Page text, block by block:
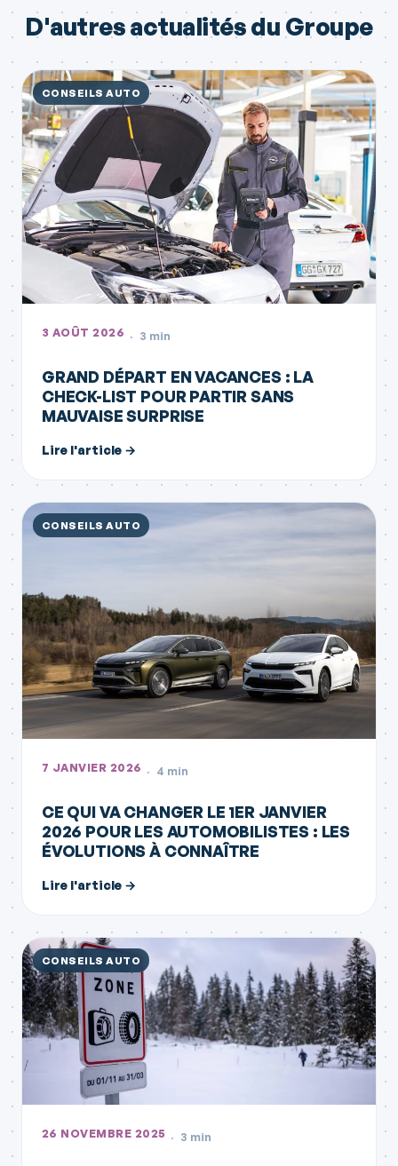
D'autres actualités du Groupe
CONSEILS AUTO
3 AOÛT 2026 3 min
GRAND DÉPART EN VACANCES : LA
CHECK-LIST POUR PARTIR SANS
MAUVAISE SURPRISE
Lire l'article →
CONSEILS AUTO
7 JANVIER 2026 4 min
CE QUI VA CHANGER LE 1ER JANVIER
2026 POUR LES AUTOMOBILISTES : LES
ÉVOLUTIONS À CONNAÎTRE
Lire l'article →
CONSEILS AUTO
26 NOVEMBRE 2025 3 min